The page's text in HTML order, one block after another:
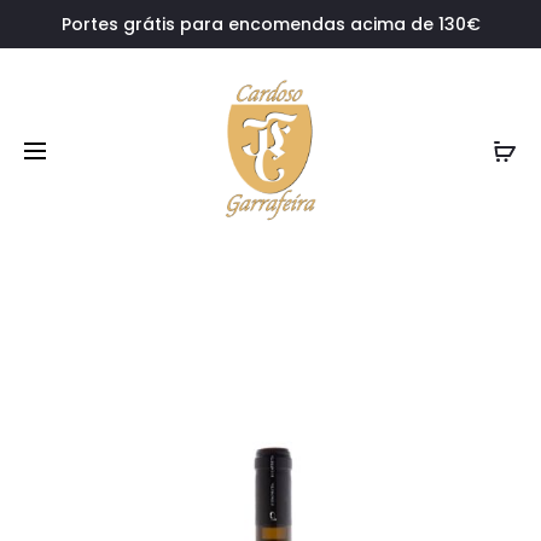
Portes grátis para encomendas acima de 130€